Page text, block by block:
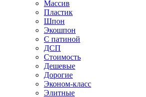
Массив
Пластик
Шпон
Экошпон
С патиной
ДСП
Стоимость
Дешевые
Дорогие
Эконом-класс
Элитные